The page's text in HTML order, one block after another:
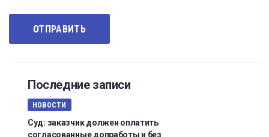
Последние записи
НОВОСТИ
Суд: заказчик должен оплатить
согласованные допработы и без